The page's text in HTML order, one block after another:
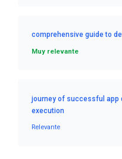
comprehensive guide to
Muy relevante
journey of successful app
execution
Relevante